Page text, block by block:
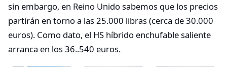
sin embargo, en Reino Unido sabemos que los precios
partirán en torno a las 25.000 libras (cerca de 30.000
euros). Como dato, el HS híbrido enchufable saliente
arranca en los 36..540 euros.